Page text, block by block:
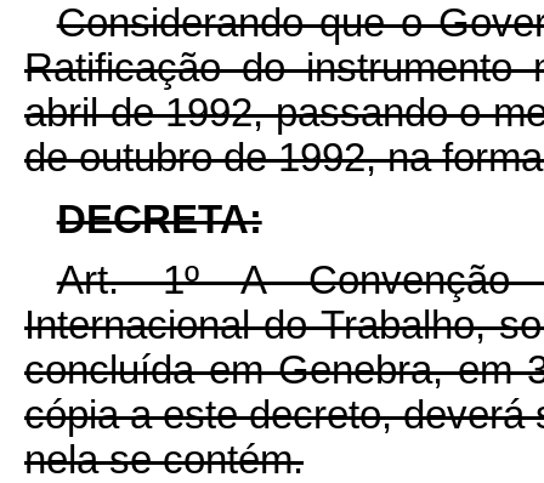
Considerando que o
Ratificação do
abril de 1992, passando o
de outubro de 1992, na
DECRETA:
Art. 1º A Convenção
Internacional do Trabalho,
concluída em Genebra, em
cópia a este decreto, deverá
nela se contém.